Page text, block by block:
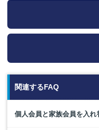
関連するFAQ
個人会員と家族会員を入れ